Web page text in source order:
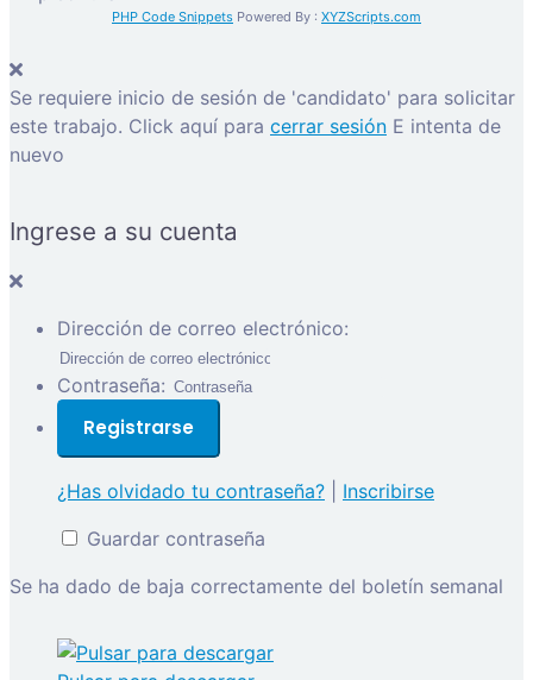
PHP Code Snippets Powered By : XYZScripts.com
Se requiere inicio de sesión de 'candidato' para solicitar
este trabajo. Click aquí para cerrar sesión E intenta de
nuevo
Ingrese a su cuenta
Dirección de correo electrónico:
Contraseña:
¿Has olvidado tu contraseña?
Inscribirse
Guardar contraseña
Se ha dado de baja correctamente del boletín semanal